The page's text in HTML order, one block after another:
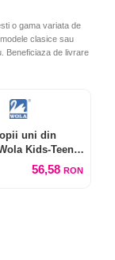
o gama variata de
clasice sau
Beneficiaza de livrare
uni din
Kids-Teens
56,58 RON